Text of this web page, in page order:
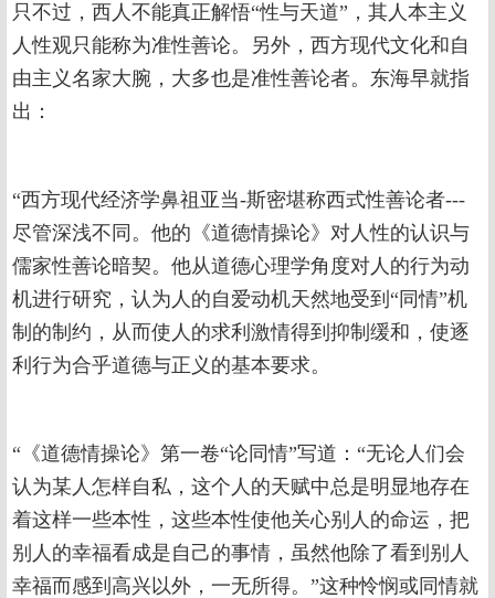
只不过，西人不能真正解悟“性与天道”，其人本主义
人性观只能称为准性善论。另外，西方现代文化和自
由主义名家大腕，大多也是准性善论者。东海早就指
出：
“西方现代经济学鼻祖亚当-斯密堪称西式性善论者---
尽管深浅不同。他的《道德情操论》对人性的认识与
儒家性善论暗契。他从道德心理学角度对人的行为动
机进行研究，认为人的自爱动机天然地受到“同情”机
制的制约，从而使人的求利激情得到抑制缓和，使逐
利行为合乎道德与正义的基本要求。
“《道德情操论》第一卷“论同情”写道：“无论人们会
认为某人怎样自私，这个人的天赋中总是明显地存在
着这样一些本性，这些本性使他关心别人的命运，把
别人的幸福看成是自己的事情，虽然他除了看到别人
幸福而感到高兴以外，一无所得。”这种怜悯或同情就